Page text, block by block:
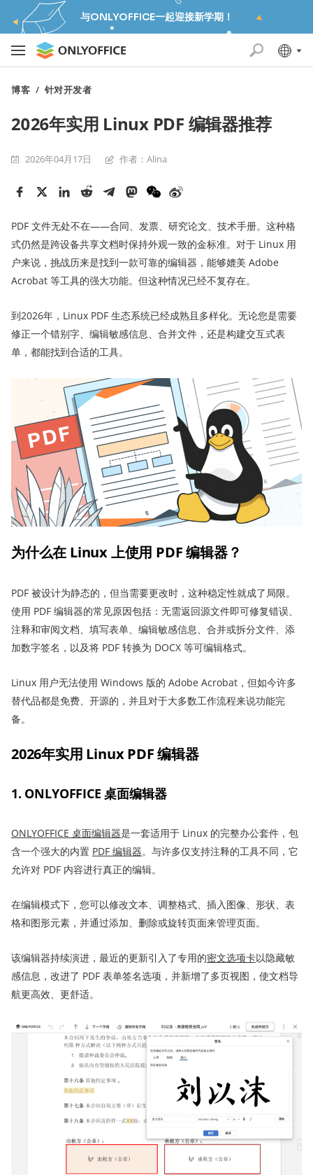
与ONLYOFFICE一起迎接新学期！
博客 / 针对开发者
2026年实用 Linux PDF 编辑器推荐
2026年04月17日 作者：Alina
PDF 文件无处不在——合同、发票、研究论文、技术手册。这种格
式仍然是跨设备共享文档时保持外观一致的金标准。对于 Linux 用
户来说，挑战历来是找到一款可靠的编辑器，能够媲美 Adobe
Acrobat 等工具的强大功能。但这种情况已经不复存在。
到2026年，Linux PDF 生态系统已经成熟且多样化。无论您是需要
修正一个错别字、编辑敏感信息、合并文件，还是构建交互式表
单，都能找到合适的工具。
为什么在 Linux 上使用 PDF 编辑器？
PDF 被设计为静态的，但当需要更改时，这种稳定性就成了局限。
使用 PDF 编辑器的常见原因包括：无需返回源文件即可修复错误、
注释和审阅文档、填写表单、编辑敏感信息、合并或拆分文件、添
加数字签名，以及将 PDF 转换为 DOCX 等可编辑格式。
Linux 用户无法使用 Windows 版的 Adobe Acrobat，但如今许多
替代品都是免费、开源的，并且对于大多数工作流程来说功能完
备。
2026年实用 Linux PDF 编辑器
1. ONLYOFFICE 桌面编辑器
ONLYOFFICE 桌面编辑器是一套适用于 Linux 的完整办公套件，包
含一个强大的内置 PDF 编辑器。与许多仅支持注释的工具不同，它
允许对 PDF 内容进行真正的编辑。
在编辑模式下，您可以修改文本、调整格式、插入图像、形状、表
格和图形元素，并通过添加、删除或旋转页面来管理页面。
该编辑器持续演进，最近的更新引入了专用的密文选项卡以隐藏敏
感信息，改进了 PDF 表单签名选项，并新增了多页视图，使文档导
航更高效、更舒适。